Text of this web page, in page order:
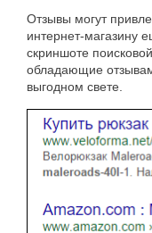
Отзывы могут
интернет-магазину
скриншоте
обладающие
выгодном свете.